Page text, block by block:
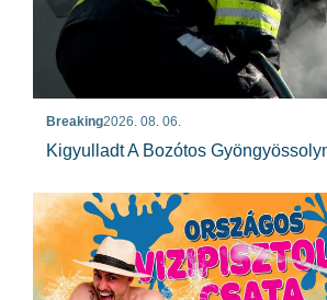
Breaking2026. 08. 06.
Kigyulladt A Bozótos